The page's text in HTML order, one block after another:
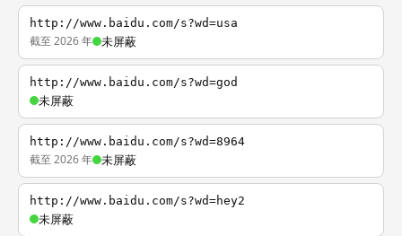
http://www.baidu.com/s?wd=usa
截至 2026 年 未屏蔽
http://www.baidu.com/s?wd=god
未屏蔽
http://www.baidu.com/s?wd=8964
截至 2026 年 未屏蔽
http://www.baidu.com/s?wd=hey2
未屏蔽